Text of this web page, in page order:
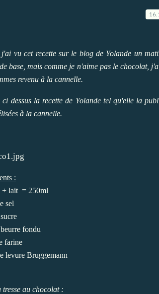
j'ai vu cet recette sur le blog de Yolande un
base, mais comme je n'aime pas le chocolat,
revenu à la cannelle.
ci dessus la recette de Yolande tel qu'elle la
à la cannelle.
:
+ lait = 250ml
sel
fondu
farine
levure Bruggemann
tresse au chocolat :